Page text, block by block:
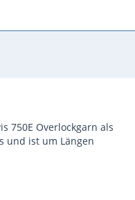
750E Overlockgarn als
und ist um Längen